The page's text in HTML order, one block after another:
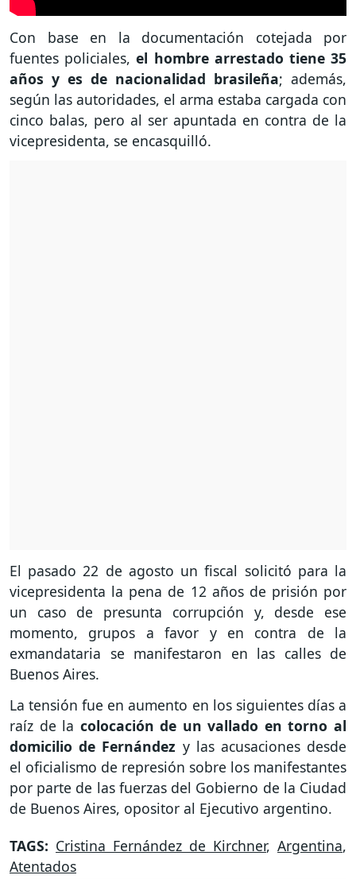
Con base en la documentación cotejada por
fuentes policiales, el hombre arrestado tiene 35
años y es de nacionalidad brasileña; además,
según las autoridades, el arma estaba cargada con
cinco balas, pero al ser apuntada en contra de la
vicepresidenta, se encasquilló.
El pasado 22 de agosto un fiscal solicitó para la
vicepresidenta la pena de 12 años de prisión por
un caso de presunta corrupción y, desde ese
momento, grupos a favor y en contra de la
exmandataria se manifestaron en las calles de
Buenos Aires.
La tensión fue en aumento en los siguientes días a
raíz de la colocación de un vallado en torno al
domicilio de Fernández y las acusaciones desde
el oficialismo de represión sobre los manifestantes
por parte de las fuerzas del Gobierno de la Ciudad
de Buenos Aires, opositor al Ejecutivo argentino.
TAGS: Cristina Fernández de Kirchner, Argentina,
Atentados